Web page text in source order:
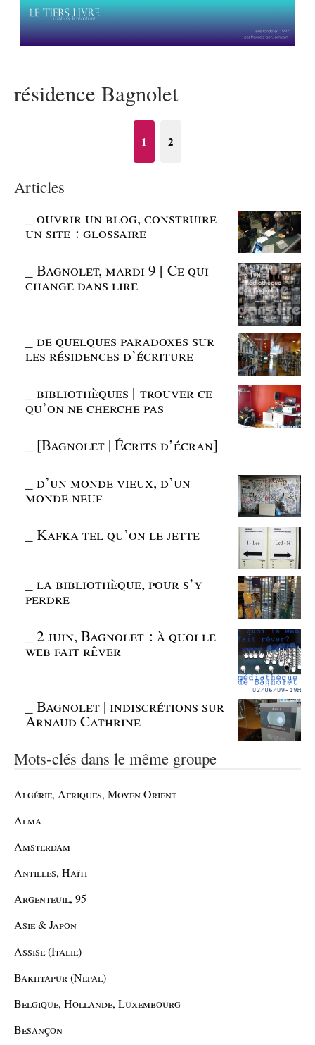
résidence Bagnolet
1 2
Articles
_ouvrir un blog, construire
un site : glossaire
_Bagnolet, mardi 9 | Ce qui
change dans lire
_de quelques paradoxes sur
les résidences d’écriture
_bibliothèques | trouver ce
qu’on ne cherche pas
[Bagnolet | Écrits d’écran]
_d’un monde vieux, d’un
monde neuf
_Kafka tel qu’on le jette
_la bibliothèque, pour s’y
perdre
_2 juin, Bagnolet : à quoi le
web fait rêver
_Bagnolet | indiscrétions sur
Arnaud Cathrine
Mots-clés dans le même groupe
Algérie, Afriques, Moyen Orient
Alma
Amsterdam
Antilles, Haïti
Argenteuil, 95
Asie & Japon
Assise (Italie)
Bakhtapur (Nepal)
Belgique, Hollande, Luxembourg
Besançon